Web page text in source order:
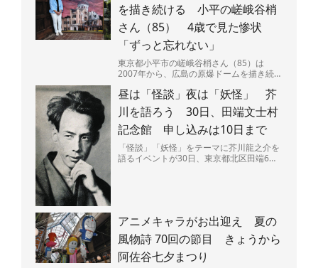
を描き続ける 小平の嵯峨谷梢
さん（85） 4歳で見た惨状
「ずっと忘れない」
東京都小平市の嵯峨谷梢さん（85）は
2007年から、広島の原爆ドームを描き続け
原爆投下直後の広島...
昼は「怪談」夜は「妖怪」 芥
川を語ろう 30日、田端文士村
記念館 申し込みは10日まで
「怪談」「妖怪」をテーマに芥川龍之介を
語るイベントが30日、東京都北区田端6の
アニメキャラがお出迎え 夏の
風物詩 70回の節目 きょうから
阿佐谷七夕まつり